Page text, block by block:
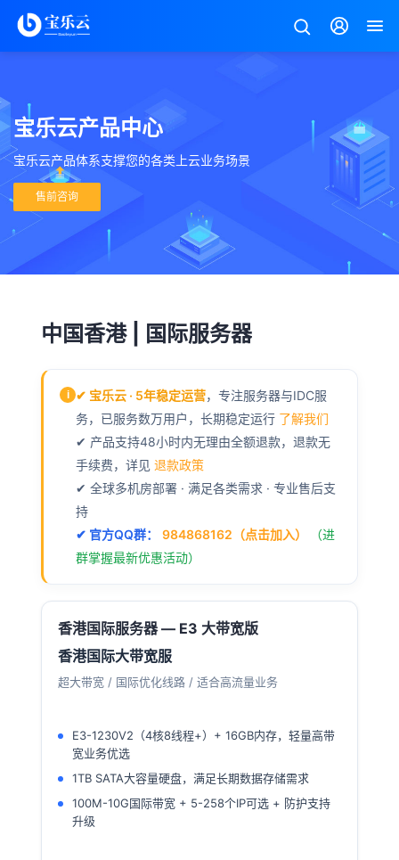
宝乐云产品中心
宝乐云产品体系支撑您的各类上云业务场景
售前咨询
中国香港 | 国际服务器
i ✔ 宝乐云 · 5年稳定运营，专注服务器与IDC服
务，已服务数万用户，长期稳定运行 了解我们
✔ 产品支持48小时内无理由全额退款，退款无
手续费，详见 退款政策
✔ 全球多机房部署 · 满足各类需求 · 专业售后支
持
✔ 官方QQ群：
984868162（点击加入）
（进
群掌握最新优惠活动）
香港国际服务器 — E3 大带宽版
香港国际大带宽服
超大带宽 / 国际优化线路 / 适合高流量业务
E3-1230V2（4核8线程+）+ 16GB内存，轻量高带
宽业务优选
1TB SATA大容量硬盘，满足长期数据存储需求
100M-10G国际带宽 + 5-258个IP可选 + 防护支持
升级